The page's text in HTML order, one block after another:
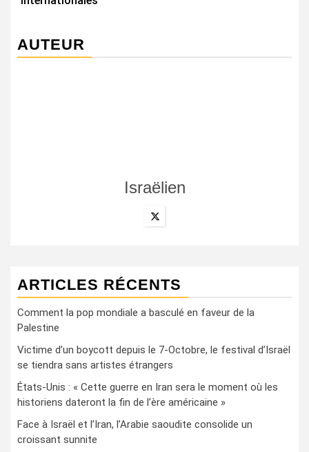
AUTEUR
Israëlien
ARTICLES RÉCENTS
Comment la pop mondiale a basculé en faveur de la
Palestine
Victime d’un boycott depuis le 7-Octobre, le festival d’Israël
se tiendra sans artistes étrangers
États-Unis : « Cette guerre en Iran sera le moment où les
historiens dateront la fin de l’ère américaine »
Face à Israël et l’Iran, l’Arabie saoudite consolide un
croissant sunnite